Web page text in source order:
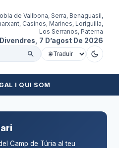
de Vallbona, Serra, Benaguasil,
Casinos, Marines, Loriguilla,
Los Serranos, Paterna
7 D’agost De 2026
I QUI SOM
Camp de Túria al teu